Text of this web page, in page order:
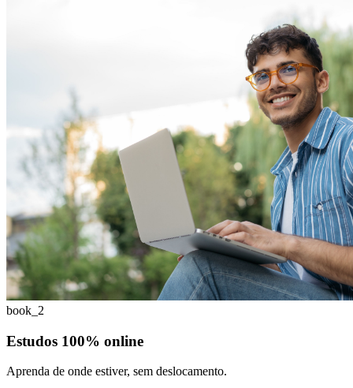
book_2
Estudos 100% online
Aprenda de onde estiver, sem deslocamento.